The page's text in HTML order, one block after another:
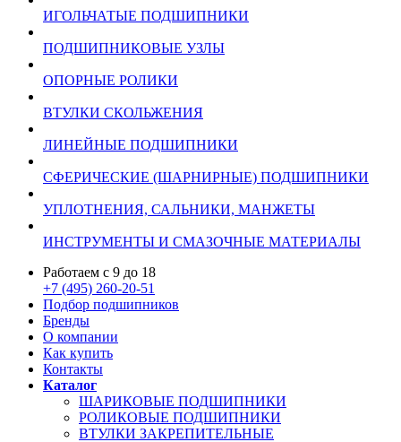
ИГОЛЬЧАТЫЕ ПОДШИПНИКИ
ПОДШИПНИКОВЫЕ УЗЛЫ
ОПОРНЫЕ РОЛИКИ
ВТУЛКИ СКОЛЬЖЕНИЯ
ЛИНЕЙНЫЕ ПОДШИПНИКИ
СФЕРИЧЕСКИЕ (ШАРНИРНЫЕ) ПОДШИПНИКИ
УПЛОТНЕНИЯ, САЛЬНИКИ, МАНЖЕТЫ
ИНСТРУМЕНТЫ И СМАЗОЧНЫЕ МАТЕРИАЛЫ
Работаем с 9 до 18
+7 (495) 260-20-51
Подбор подшипников
Бренды
О компании
Как купить
Контакты
Каталог
ШАРИКОВЫЕ ПОДШИПНИКИ
РОЛИКОВЫЕ ПОДШИПНИКИ
ВТУЛКИ ЗАКРЕПИТЕЛЬНЫЕ